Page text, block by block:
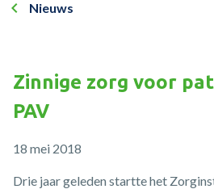
Nieuws
Zinnige zorg voor
PAV
18 mei 2018
Drie jaar geleden startte het